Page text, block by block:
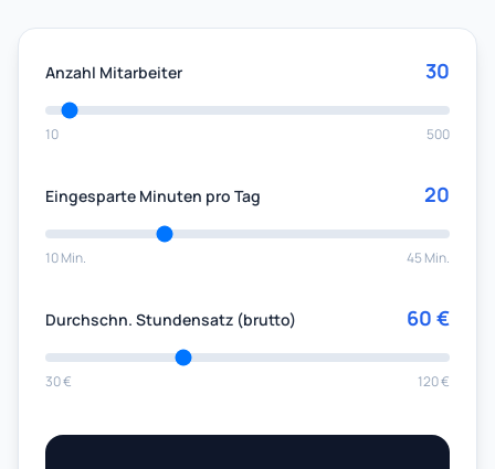
Anzahl Mitarbeiter 30
10 500
Eingesparte Minuten pro Tag 20
10 Min. 45 Min.
Durchschn. Stundensatz (brutto) 60 €
30 € 120 €